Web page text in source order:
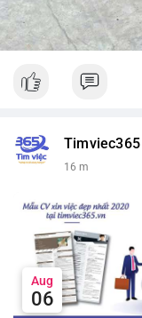
Timviec365
16 m
Aug
06